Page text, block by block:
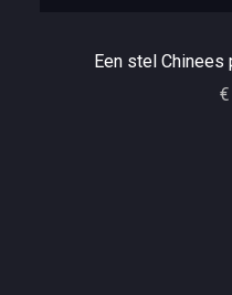
Een stel Chinees